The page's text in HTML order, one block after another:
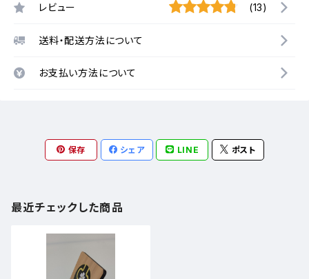
レビュー (13)
送料・配送方法について
お支払い方法について
保存 シェア LINE ポスト
最近チェックした商品